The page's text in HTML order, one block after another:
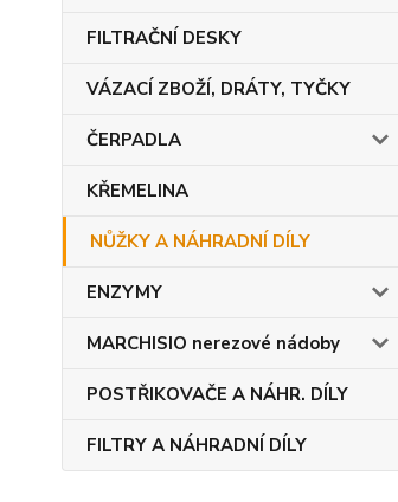
FILTRAČNÍ DESKY
VÁZACÍ ZBOŽÍ, DRÁTY, TYČKY
ČERPADLA
KŘEMELINA
NŮŽKY A NÁHRADNÍ DÍLY
ENZYMY
MARCHISIO nerezové nádoby
POSTŘIKOVAČE A NÁHR. DÍLY
FILTRY A NÁHRADNÍ DÍLY